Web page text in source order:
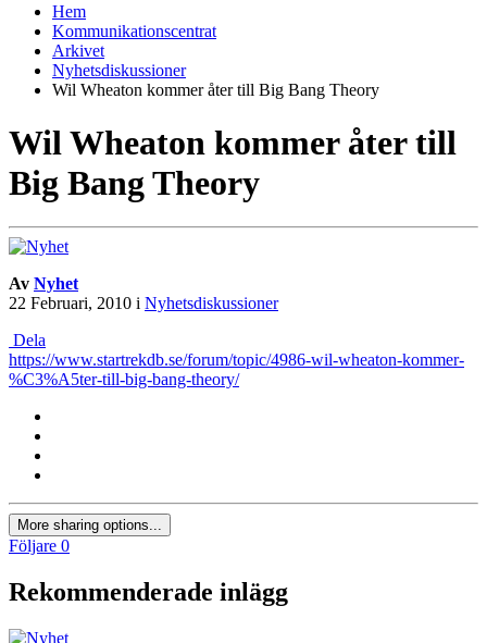
Hem
Kommunikationscentrat
Arkivet
Nyhetsdiskussioner
Wil Wheaton kommer åter till Big Bang Theory
Wil Wheaton kommer åter till
Big Bang Theory
Av Nyhet
22 Februari, 2010 i Nyhetsdiskussioner
Dela
https://www.startrekdb.se/forum/topic/4986-wil-wheaton-kommer-
%C3%A5ter-till-big-bang-theory/
More sharing options...
Följare 0
Rekommenderade inlägg